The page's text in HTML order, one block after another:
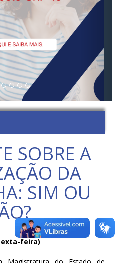
SOBRE A
DA
SIM OU
feira)